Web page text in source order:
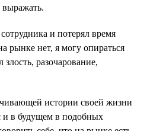
и потерял время
рынке нет, я могу опираться
разочарование,
истории своей жизни
в будущем в подобных